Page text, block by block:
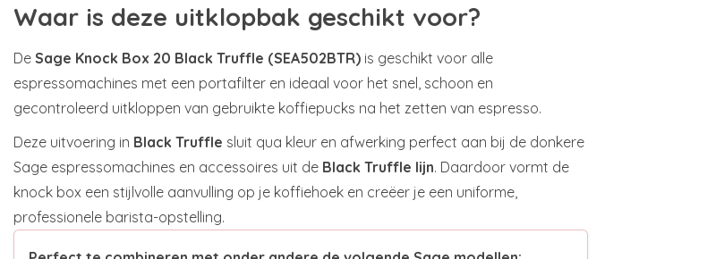
Waar is deze uitklopbak geschikt voor?
De Sage Knock Box 20 Black Truffle (SEA502BTR) is geschikt voor alle
espressomachines met een portafilter en ideaal voor het snel, schoon en
gecontroleerd uitkloppen van gebruikte koffiepucks na het zetten van espresso.
Deze uitvoering in Black Truffle sluit qua kleur en afwerking perfect aan bij de donkere
Sage espressomachines en accessoires uit de Black Truffle lijn. Daardoor vormt de
knock box een stijlvolle aanvulling op je koffiehoek en creëer je een uniforme,
professionele barista-opstelling.